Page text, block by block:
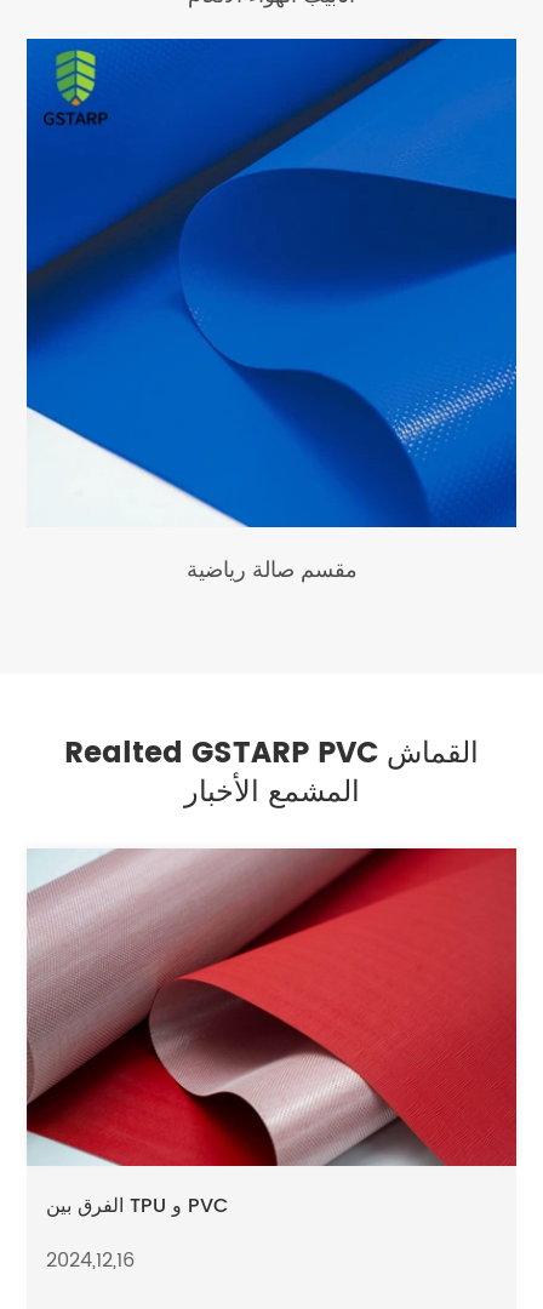
مقسم صالة رياضية
Realted GSTARP PVC القماش
المشمع الأخبار
الفرق بين TPU و PVC
2024,12,16